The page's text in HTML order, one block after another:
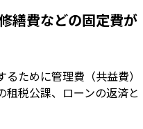
繕費などの固定費が
ために管理費（共益費）
税公課、ローンの返済と